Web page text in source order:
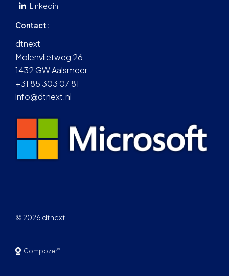
Linkedin
Contact:
dtnext
Molenvlietweg 26
1432 GW Aalsmeer
+31 85 303 07 81
info@dtnext.nl
© 2026 dtnext
Compozer®